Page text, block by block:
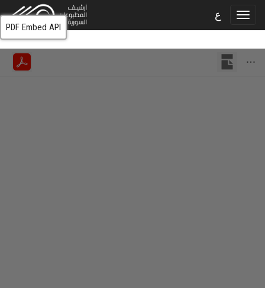
ع
PDF Embed API